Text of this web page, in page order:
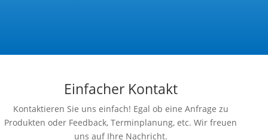
Einfacher Kontakt
Kontaktieren Sie uns einfach! Egal ob eine Anfrage zu
Produkten oder Feedback, Terminplanung, etc. Wir freuen
uns auf Ihre Nachricht.